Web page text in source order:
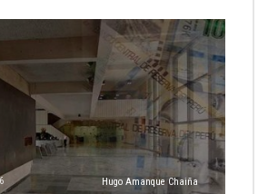
Hugo Amanque Chaiña